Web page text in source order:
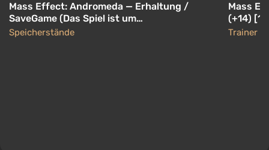
Mass Effect: Andromeda — Erhaltung /
SaveGame (Das Spiel ist um
61%abgeschlossen, Sarah Ryder, Head 10, Ur.
Speicherstände
Mass
(+14)
Trainer